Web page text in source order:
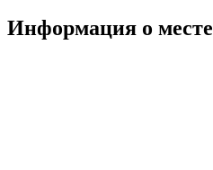
Информация о месте